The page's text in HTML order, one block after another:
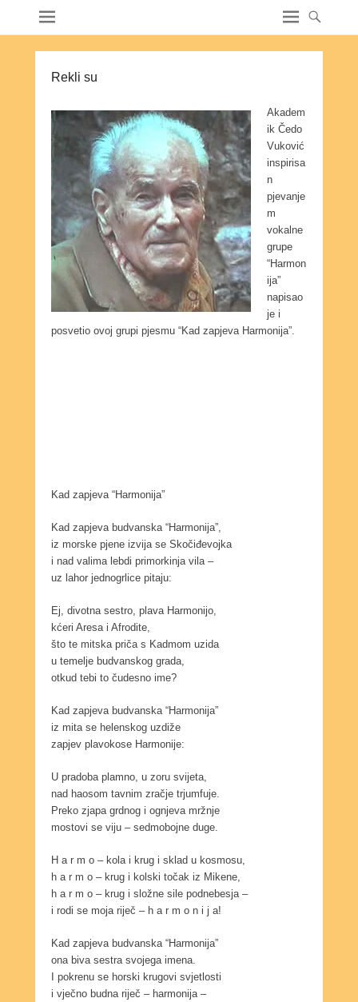
Rekli su
Akadem
ik Čedo
Vuković
inspirisa
n
pjevanje
m
vokalne
grupe
“Harmon
ija”
napisao
je i
posvetio ovoj grupi pjesmu “Kad zapjeva Harmonija”.
Kad zapjeva “Harmonija”
Kad zapjeva budvanska “Harmonija”,
iz morske pjene izvija se Skočiđevojka
i nad valima lebdi primorkinja vila –
uz lahor jednogrlice pitaju:
Ej, divotna sestro, plava Harmonijo,
kćeri Aresa i Afrodite,
što te mitska priča s Kadmom uzida
u temelje budvanskog grada,
otkud tebi to čudesno ime?
Kad zapjeva budvanska “Harmonija”
iz mita se helenskog uzdiže
zapjev plavokose Harmonije:
U pradoba plamno, u zoru svijeta,
nad haosom tavnim zračje trjumfuje.
Preko zjapa grdnog i ognjeva mržnje
mostovi se viju – sedmobojne duge.
H a r m o – kola i krug i sklad u kosmosu,
h a r m o – krug i kolski točak iz Mikene,
h a r m o – krug i složne sile podnebesja –
i rodi se moja riječ – h a r m o n i j a!
Kad zapjeva budvanska “Harmonija”
ona biva sestra svojega imena.
I pokrenu se horski krugovi svjetlosti
i vječno budna riječ – harmonija –